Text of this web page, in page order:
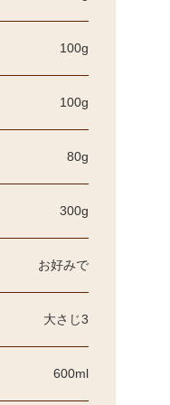
100g
100g
80g
300g
お好みで
大さじ3
600ml